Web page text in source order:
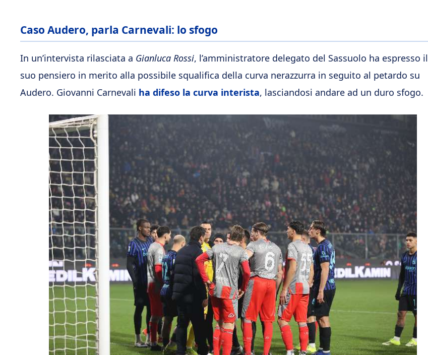
Caso Audero, parla Carnevali: lo sfogo
In un’intervista rilasciata a Gianluca Rossi, l’amministratore delegato del Sassuolo ha espresso il
suo pensiero in merito alla possibile squalifica della curva nerazzurra in seguito al petardo su
Audero. Giovanni Carnevali ha difeso la curva interista, lasciandosi andare ad un duro sfogo.